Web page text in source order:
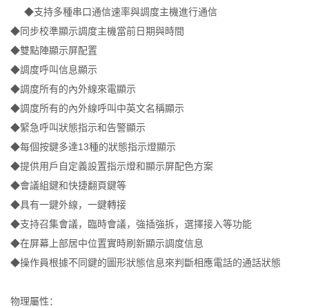
◆支持多種串口通信速率與調度主機進行通信
◆同步校準顯示調度主機當前日期與時間
◆雙點陣顯示屏配置
◆調度呼叫信息顯示
◆調度所有的內外線來電顯示
◆調度所有的內外線呼叫中英文名稱顯示
◆緊急呼叫狀態指示和告警顯示
◆每個按鍵多達13種的狀態指示燈顯示
◆提供用戶自定義設置指示燈和顯示屏配色方案
◆會議組鍵和快捷翻頁鍵等
◆具有一鍵外線，一鍵轉接
◆支持召集會議，臨時會議，強插強拆，選擇接入等功能
◆在屏幕上部居中位置實時刷新顯示調度信息
◆操作員根據不同鍵的圖形狀態信息來判斷相應電話的通話狀態
物理屬性：